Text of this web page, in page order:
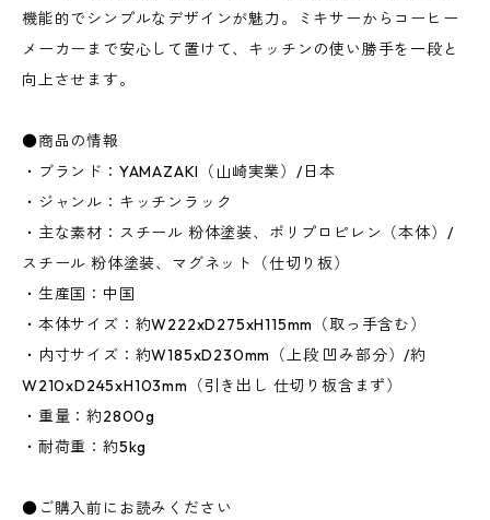
機能的でシンプルなデザインが魅力。ミキサーからコーヒー
メーカーまで安心して置けて、キッチンの使い勝手を一段と
向上させます。
●商品の情報
・ブランド：YAMAZAKI（山崎実業）/日本
・ジャンル：キッチンラック
・主な素材：スチール 粉体塗装、ポリプロピレン（本体）/
スチール 粉体塗装、マグネット（仕切り板）
・生産国：中国
・本体サイズ：約W222xD275xH115mm（取っ手含む）
・内寸サイズ：約W185xD230mm（上段 凹み部分）/約
W210xD245xH103mm（引き出し 仕切り板含まず）
・重量：約2800g
・耐荷重：約5kg
●ご購入前にお読みください